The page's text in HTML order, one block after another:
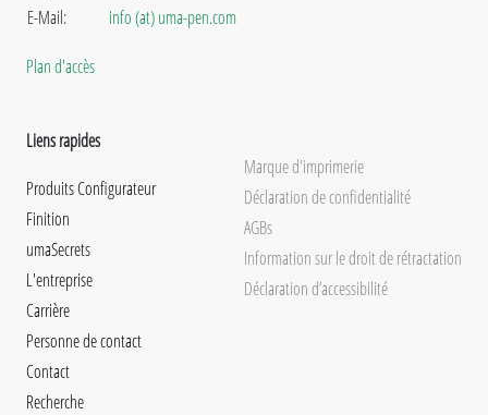
E-Mail:
info (at) uma-pen.com
Plan d'accès
Liens rapides
Produits Configurateur
Finition
umaSecrets
L'entreprise
Carrière
Personne de contact
Contact
Recherche
Marque d'imprimerie
Déclaration de confidentialité
AGBs
Information sur le droit de rétractation
Déclaration d’accessibilité